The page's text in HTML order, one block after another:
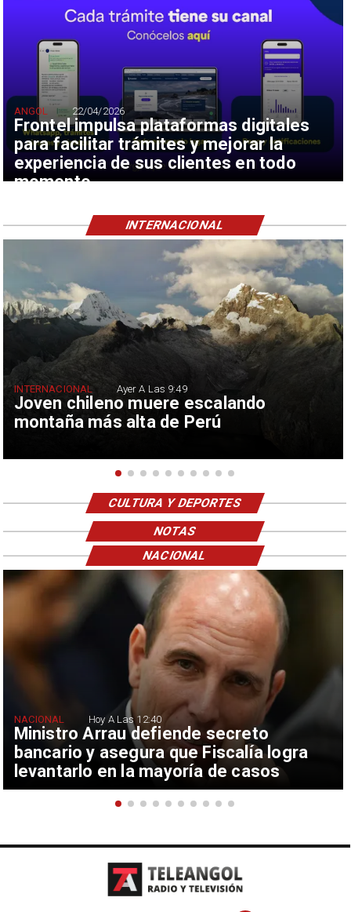
Frontel impulsa plataformas digitales
para facilitar trámites y mejorar la
experiencia de sus clientes en todo
momento
ANGOL 22/04/2026
Joven chileno muere escalando
montaña más alta de Perú
INTERNACIONAL Ayer A Las 9:49
INTERNACIONAL
CULTURA Y DEPORTES
NOTAS
Ministro Arrau defiende secreto
bancario y asegura que Fiscalía logra
levantarlo en la mayoría de casos
NACIONAL Hoy A Las 12:40
NACIONAL